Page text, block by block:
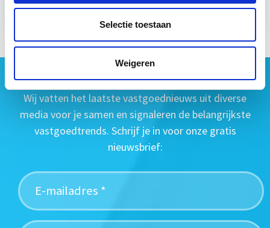
Selectie toestaan
Weigeren
Geen vastgoednieuws missen?
Wij vatten het laatste vastgoednieuws uit diverse
media voor je samen en signaleren de belangrijkste
vastgoedtrends. Schrijf je in voor onze gratis
nieuwsbrief: